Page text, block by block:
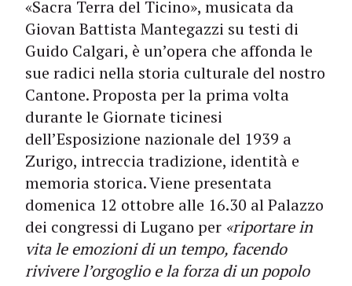
«Sacra Terra del Ticino», musicata da
Giovan Battista Mantegazzi su testi di
Guido Calgari, è un’opera che affonda le
sue radici nella storia culturale del nostro
Cantone. Proposta per la prima volta
durante le Giornate ticinesi
dell’Esposizione nazionale del 1939 a
Zurigo, intreccia tradizione, identità e
memoria storica. Viene presentata
domenica 12 ottobre alle 16.30 al Palazzo
dei congressi di Lugano per «riportare in
vita le emozioni di un tempo, facendo
rivivere l’orgoglio e la forza di un popolo